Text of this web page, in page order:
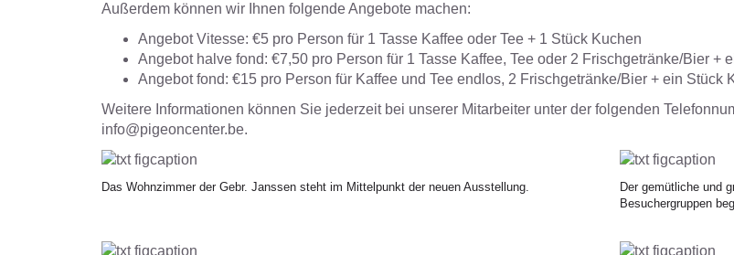
Außerdem können wir Ihnen folgende Angebote machen:
AngebotVitesse: €5 pro Person für 1 Tasse Kaffee oder Tee + 1 Stück Kuchen
Angebot halve fond: €7,50 pro Person für 1 Tasse Kaffee, Tee oder 2 Frischgetränke/Bier +
Angebotfond: €15 pro Person für Kaffee und Tee endlos, 2 Frischgetränke/Bier + ein
Weitere Informationen können Sie jederzeit bei unserer Mitarbeiter unter der folgenden
info@pigeoncenter.be.
Das Wohnzimmer der Gebr. Janssen steht im Mittelpunkt der neuen Ausstellung.
Der gemütliche und
Besuchergruppen